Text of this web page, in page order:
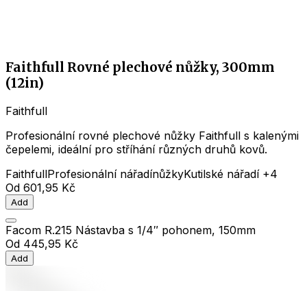
Faithfull Rovné plechové nůžky, 300mm
(12in)
Faithfull
Profesionální rovné plechové nůžky Faithfull s kalenými
čepelemi, ideální pro stříhání různých druhů kovů.
FaithfullProfesionální nářadínůžkyKutilské nářadí+4
Od 601,95 Kč
Add
Facom R.215 Nástavba s 1/4″ pohonem, 150mm
Od 445,95 Kč
Add